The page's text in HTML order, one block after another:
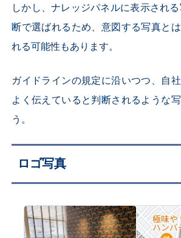
しかし、ナレッジパネルに表示され
断で選ばれるため、意図する写真と
れる可能性もあります。
ガイドラインの規定に沿いつつ、自
よく伝えていると判断されるような
う。
ロゴ写真